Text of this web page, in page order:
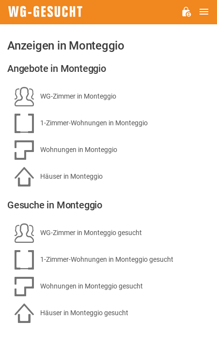
Anzeigen in Monteggio
Angebote in Monteggio
WG-Zimmer in Monteggio
1-Zimmer-Wohnungen in Monteggio
Wohnungen in Monteggio
Häuser in Monteggio
Gesuche in Monteggio
WG-Zimmer in Monteggio gesucht
1-Zimmer-Wohnungen in Monteggio gesucht
Wohnungen in Monteggio gesucht
Häuser in Monteggio gesucht